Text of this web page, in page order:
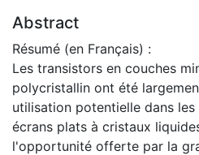
Abstract
Résumé (en Français) :
Les transistors en couches
polycristallin ont été
utilisation potentielle dans
écrans plats à cristaux
l'opportunité offerte par la